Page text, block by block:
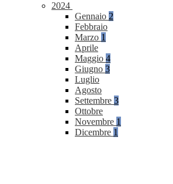
2024
Gennaio 2
Febbraio
Marzo 1
Aprile
Maggio 4
Giugno 3
Luglio
Agosto
Settembre 3
Ottobre
Novembre 1
Dicembre 1